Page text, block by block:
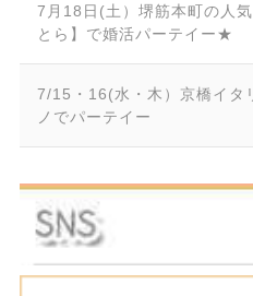
7月18日(土）堺筋本町の人
とら】で婚活パーテイー★
7/15・16(水・木）京橋イタ
ノでパーテイー